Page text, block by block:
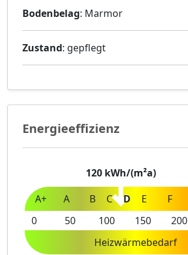
Bodenbelag: Marmor
Zustand: gepflegt
Energieeffizienz
A+ A B C D E F
120 kWh/(m²a)
0 50 100 150 200
Heizwärmebedarf